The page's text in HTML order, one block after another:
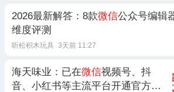
2026最新解答：8款微信公众号编辑
维度评测
听松积木玩具 3天前 11:27
海天味业：已在微信视频号、抖
音、小红书等主流平台开通官方账